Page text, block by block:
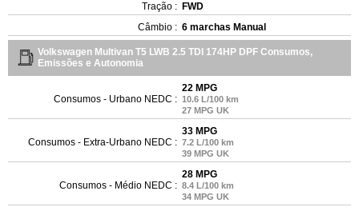
Tração : FWD
Câmbio : 6 marchas Manual
Volkswagen Multivan T5 LWB 2.5 TDI 174HP DPF Consumos,
Emissões e Autonomia
Consumos - Urbano NEDC :
22 MPG
10.6 L/100 km
27 MPG UK
Consumos - Extra-Urbano NEDC :
33 MPG
7.2 L/100 km
39 MPG UK
Consumos - Médio NEDC :
28 MPG
8.4 L/100 km
34 MPG UK